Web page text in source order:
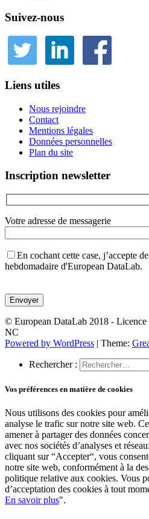
Suivez-nous
Liens utiles
Nous rejoindre
Contact
Mentions légales
Données personnelles
Plan du site
Inscription newsletter
Votre adresse de messagerie
En cochant cette case, j’accepte
hebdomadaire d'European DataLab.
laisser
ce
champ
vide.
© European DataLab 2018 -
NC
Powered by WordPress | Theme:
Rechercher :
Vos préférences en matière de cookies
Nous utilisons des cookies pour
analyse le trafic sur notre site web.
amener à partager des données
avec nos sociétés d’analyses et
cliquant sur “Accepter“, vous
notre site web, conformément à la
politique relative aux cookies. Vous
d’acceptation des cookies à tout
En savoir plus".